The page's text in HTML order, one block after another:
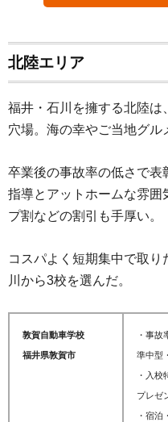
北陸エリア
福井・石川を擁する北陸
穴場。海の幸やご当地グル
卒業後の事故率の低さで表
指導とアットホームな雰囲
プ割などの割引も手厚い。
コスパよく短期集中で取
川から3校を選んだ。
敦賀自動車学校
福井県敦賀市
・事故
準中型
・入校
プレゼ
・宿泊